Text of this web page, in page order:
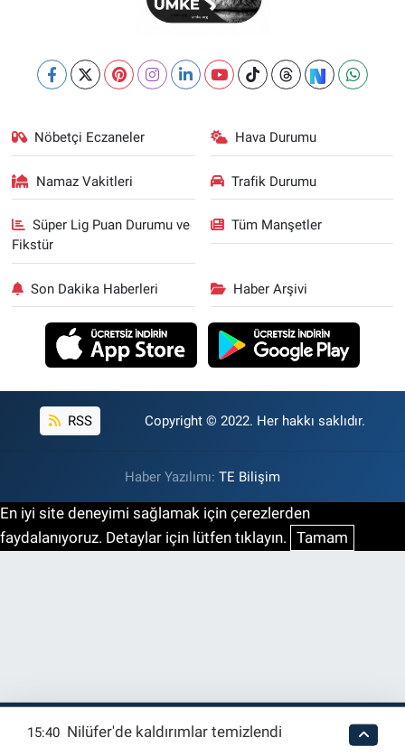
Nöbetçi Eczaneler Hava Durumu
Namaz Vakitleri Trafik Durumu
Süper Lig Puan Durumu ve
Fikstür
Tüm Manşetler
Son Dakika Haberleri Haber Arşivi
RSS Copyright © 2022. Her hakkı saklıdır.
Haber Yazılımı: TE Bilişim
En iyi site deneyimi sağlamak için çerezlerden
faydalanıyoruz. Detaylar için lütfen tıklayın. Tamam
15:40 Nilüfer'de kaldırımlar temizlendi